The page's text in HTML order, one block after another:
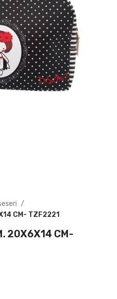
CM- TZF2221
20X6X14 CM-